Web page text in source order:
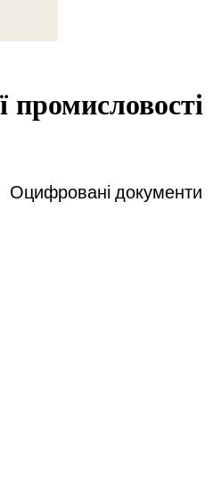
промисловості
Оцифровані документи